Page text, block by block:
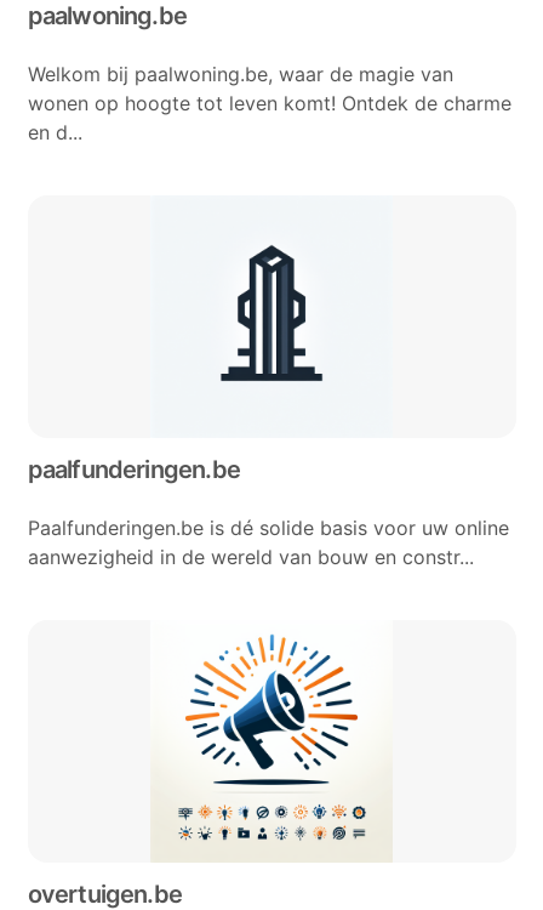
paalwoning.be
Welkom bij paalwoning.be, waar de magie van
wonen op hoogte tot leven komt! Ontdek de charme
en d...
paalfunderingen.be
Paalfunderingen.be is dé solide basis voor uw online
aanwezigheid in de wereld van bouw en constr...
overtuigen.be